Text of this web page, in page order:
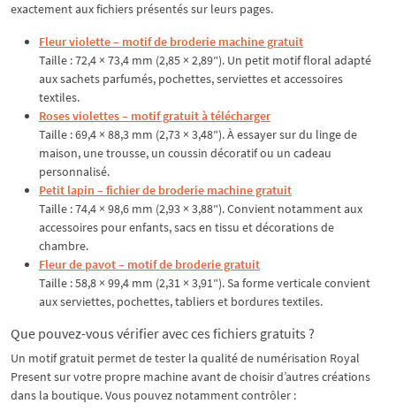
exactement aux fichiers présentés sur leurs pages.
Fleur violette – motif de broderie machine gratuit
Taille : 72,4 × 73,4 mm (2,85 × 2,89″). Un petit motif floral adapté
aux sachets parfumés, pochettes, serviettes et accessoires
textiles.
Roses violettes – motif gratuit à télécharger
Taille : 69,4 × 88,3 mm (2,73 × 3,48″). À essayer sur du linge de
maison, une trousse, un coussin décoratif ou un cadeau
personnalisé.
Petit lapin – fichier de broderie machine gratuit
Taille : 74,4 × 98,6 mm (2,93 × 3,88″). Convient notamment aux
accessoires pour enfants, sacs en tissu et décorations de
chambre.
Fleur de pavot – motif de broderie gratuit
Taille : 58,8 × 99,4 mm (2,31 × 3,91″). Sa forme verticale convient
aux serviettes, pochettes, tabliers et bordures textiles.
Que pouvez-vous vérifier avec ces fichiers gratuits ?
Un motif gratuit permet de tester la qualité de numérisation Royal
Present sur votre propre machine avant de choisir d’autres créations
dans la boutique. Vous pouvez notamment contrôler :